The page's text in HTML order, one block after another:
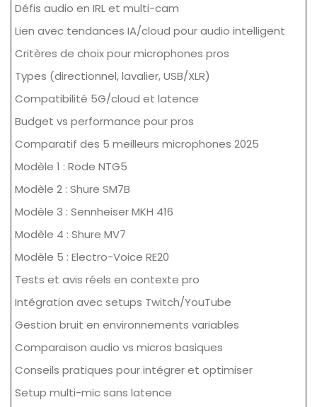
Défis audio en IRL et multi-cam
Lien avec tendances IA/cloud pour audio intelligent
Critères de choix pour microphones pros
Types (directionnel, lavalier, USB/XLR)
Compatibilité 5G/cloud et latence
Budget vs performance pour pros
Comparatif des 5 meilleurs microphones 2025
Modèle 1 : Rode NTG5
Modèle 2 : Shure SM7B
Modèle 3 : Sennheiser MKH 416
Modèle 4 : Shure MV7
Modèle 5 : Electro-Voice RE20
Tests et avis réels en contexte pro
Intégration avec setups Twitch/YouTube
Gestion bruit en environnements variables
Comparaison audio vs micros basiques
Conseils pratiques pour intégrer et optimiser
Setup multi-mic sans latence